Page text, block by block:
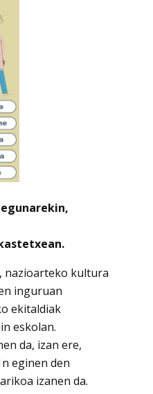
nazioarteko kultura
inguruan
ekitaldiak
eskolan.
da, izan ere,
eginen den
izanen da.